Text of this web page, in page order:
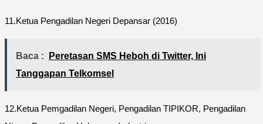
11.Ketua Pengadilan Negeri Depansar (2016)
Baca :
Peretasan SMS Heboh di Twitter, Ini
Tanggapan Telkomsel
12.Ketua Pemgadilan Negeri, Pengadilan TIPIKOR, Pengadilan